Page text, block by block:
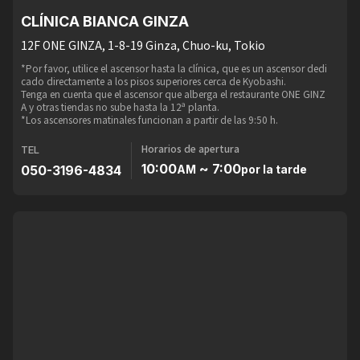
CLÍNICA BIANCA GINZA
12F ONE GINZA, 1-8-19 Ginza, Chuo-ku, Tokio
*Por favor, utilice el ascensor hasta la clínica, que es un ascensor dedi
cado directamente a los pisos superiores cerca de Kyobashi.
Tenga en cuenta que el ascensor que alberga el restaurante ONE GINZ
A y otras tiendas no sube hasta la 12ª planta.
*Los ascensores matinales funcionan a partir de las 9:50 h.
TEL
050-3196-4834
Horarios de apertura
10:00AM ~ 7:00por la tarde